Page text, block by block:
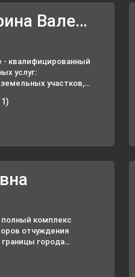
Частный нотариус Андрух Ирина Валериевна
- квалифицированный
услуг:
участков,
(договор
доверенностей,
лиц на
комплекс
отчуждения
города
займа,